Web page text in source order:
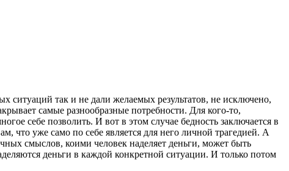
так и не дали желаемых результатов, не исключено,
самые разнообразные потребности. Для кого-то,
себе позволить. И вот в этом случае бедность заключается в
что уже само по себе является для него личной трагедией. А
смыслов, коими человек наделяет деньги, может быть
деньги в каждой конкретной ситуации. И только потом